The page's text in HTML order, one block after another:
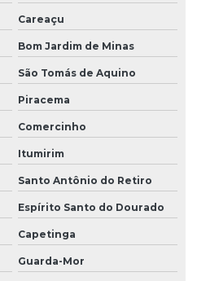
Careaçu
Bom Jardim de Minas
São Tomás de Aquino
Piracema
Comercinho
Itumirim
Santo Antônio do Retiro
Espírito Santo do Dourado
Capetinga
Guarda-Mor